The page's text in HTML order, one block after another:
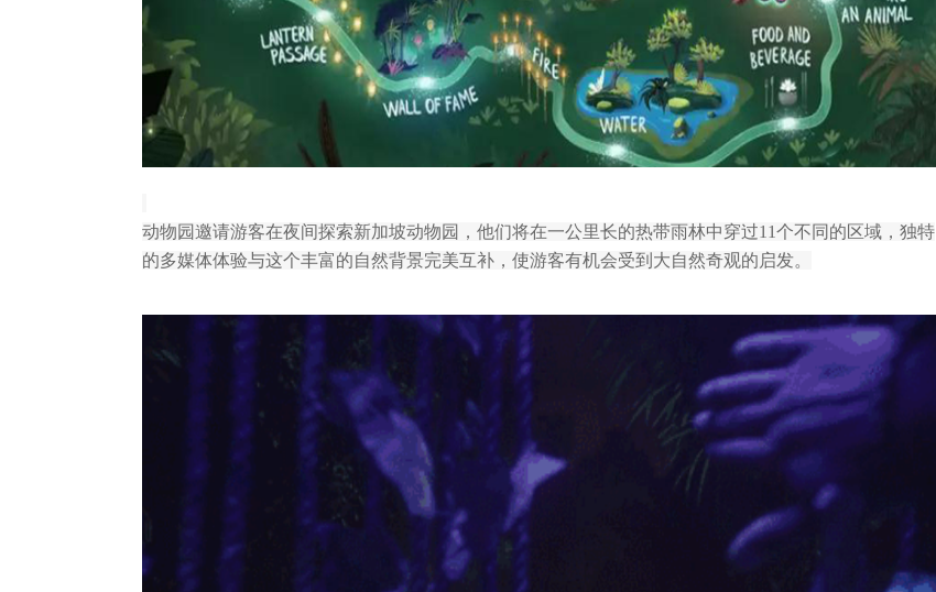
动物园邀请游客在夜间探索新加坡动物园，他们将在一公里长的热带雨林中穿过11个不同的区域，独特
的多媒体体验与这个丰富的自然背景完美互补，使游客有机会受到大自然奇观的启发。